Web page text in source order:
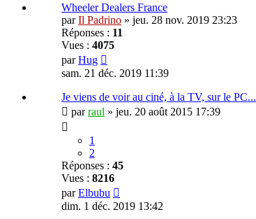
Wheeler Dealers France
parIl Padrino » jeu. 28 nov. 2019 23:23
Réponses : 11
Vues : 4075
parHug
sam. 21 déc. 2019 11:39
Je viens de voir au ciné, à la TV, sur le PC...
parraul » jeu. 20 août 2015 17:39
1
2
Réponses : 45
Vues : 8216
parElbubu
dim. 1 déc. 2019 13:42